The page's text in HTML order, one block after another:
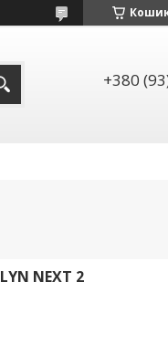
+380
NEXT 2